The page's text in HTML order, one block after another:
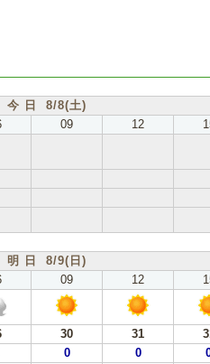
今 日 8/8(土)
09 12
明 日 8/9(日)
09 12
30 31
0 0